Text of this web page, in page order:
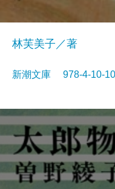
林芙美子／著
新潮文庫 978-4-10-